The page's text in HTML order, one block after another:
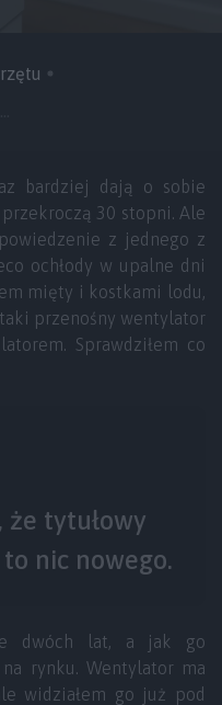
bardziej dają o sobie
30 stopni. Ale
z jednego z
ochłody w upalne dni
mięty i kostkami lodu,
przenośny wentylator
Sprawdziłem co
że tytułowy
nic nowego.
dwóch lat, a jak go
rynku. Wentylator ma
widziałem go już pod